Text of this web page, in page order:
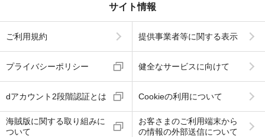
サイト情報
ご利用規約 提供事業者等に関する表示
プライバシーポリシー 健全なサービスに向けて
dアカウント2段階認証とは Cookieの利用について
海賊版に関する取り組みに
ついて
お客さまのご利用端末から
の情報の外部送信について